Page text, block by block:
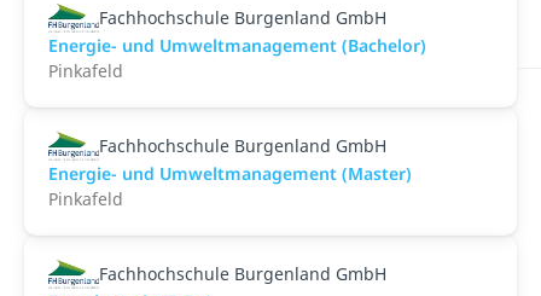
Fachhochschule Burgenland GmbH
Energie- und Umweltmanagement (Bachelor)
Pinkafeld
Fachhochschule Burgenland GmbH
Energie- und Umweltmanagement (Master)
Pinkafeld
Fachhochschule Burgenland GmbH